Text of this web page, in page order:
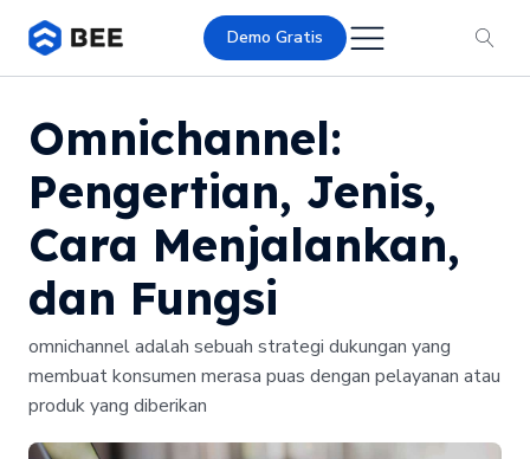
Demo Gratis
Omnichannel:
Pengertian, Jenis,
Cara Menjalankan,
dan Fungsi
omnichannel adalah sebuah strategi dukungan yang
membuat konsumen merasa puas dengan pelayanan atau
produk yang diberikan